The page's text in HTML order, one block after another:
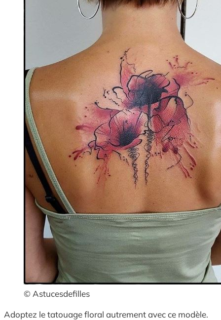
© Astucesdefilles
Adoptez le tatouage floral autrement avec ce modèle.